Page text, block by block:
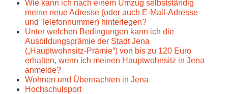
Wie kann ich nach einem Umzug selbstständig
meine neue Adresse (oder auch E-Mail-Adresse
und Telefonnummer) hinterlegen?
Unter welchen Bedingungen kann ich die
Ausbildungsprämie der Stadt Jena
(„Hauptwohnsitz-Prämie“) von bis zu 120 Euro
erhalten, wenn ich meinen Hauptwohnsitz in Jena
anmelde?
Wohnen und Übernachten in Jena
Hochschulsport